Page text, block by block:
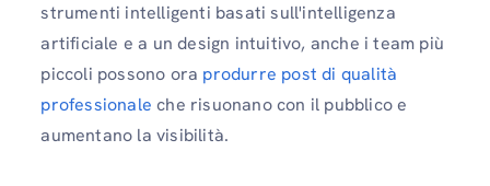
strumenti intelligenti basati sull'intelligenza
artificiale e a un design intuitivo, anche i team più
piccoli possono ora produrre post di qualità
professionaleche risuonano con il pubblico e
aumentano la visibilità.